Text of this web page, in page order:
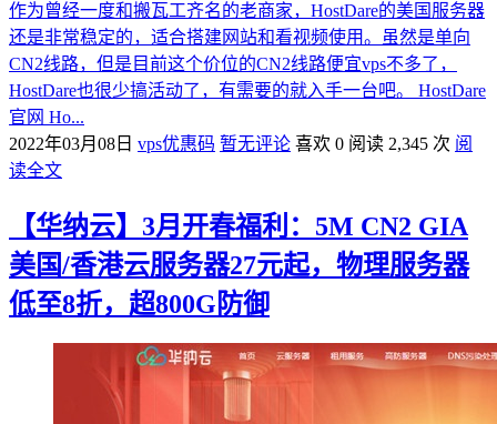
作为曾经一度和搬瓦工齐名的老商家，HostDare的美国服务器
还是非常稳定的，适合搭建网站和看视频使用。虽然是单向
CN2线路，但是目前这个价位的CN2线路便宜vps不多了，
HostDare也很少搞活动了，有需要的就入手一台吧。 HostDare
官网 Ho...
2022年03月08日 vps优惠码 暂无评论 喜欢 0 阅读 2,345 次 阅
读全文
【华纳云】3月开春福利：5M CN2 GIA
美国/香港云服务器27元起，物理服务器
低至8折，超800G防御